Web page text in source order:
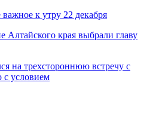
к утру 22 декабря
Алтайского края выбрали главу
на трехстороннюю встречу с
условием